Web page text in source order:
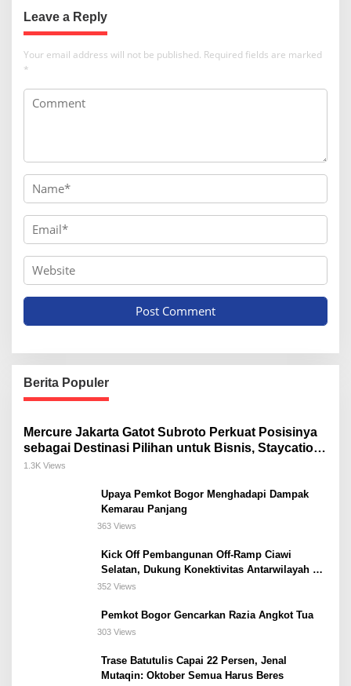
Leave a Reply
Your email address will not be published. Required fields are marked
*
Berita Populer
Mercure Jakarta Gatot Subroto Perkuat Posisinya
sebagai Destinasi Pilihan untuk Bisnis, Staycation,
Meeting, dan Kuliner di Jakarta Selatan
1.3K Views
Upaya Pemkot Bogor Menghadapi Dampak
Kemarau Panjang
363 Views
Kick Off Pembangunan Off-Ramp Ciawi
Selatan, Dukung Konektivitas Antarwilayah di
Bogor Selatan
352 Views
Pemkot Bogor Gencarkan Razia Angkot Tua
303 Views
Trase Batutulis Capai 22 Persen, Jenal
Mutaqin: Oktober Semua Harus Beres